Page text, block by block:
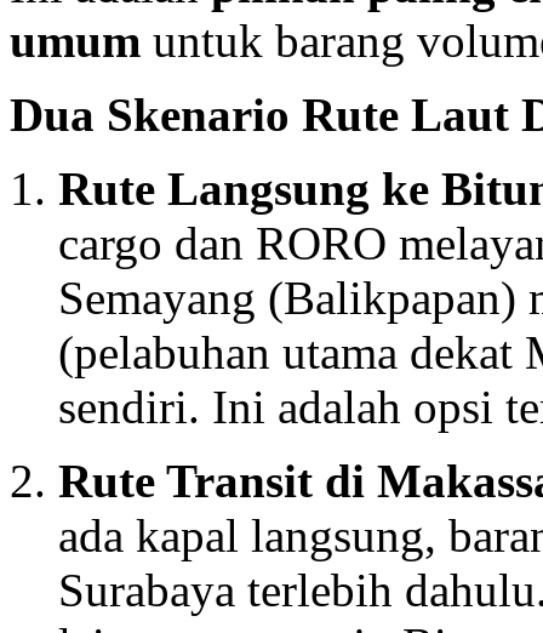
umum untuk barang
Dua Skenario Rute Laut
Rute Langsung ke
cargo dan RORO
Semayang (Balikpapan)
(pelabuhan utama dekat
sendiri. Ini adalah opsi
Rute Transit di
ada kapal langsung,
Surabaya terlebih